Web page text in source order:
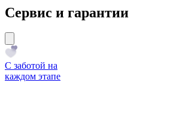
Сервис и гарантии
С заботой на
каждом этапе